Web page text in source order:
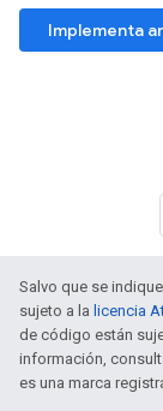
Implementa
Salvo que se
sujeto a la licencia
de código están
información,
es una marca